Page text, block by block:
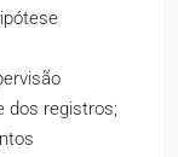
dos registros;